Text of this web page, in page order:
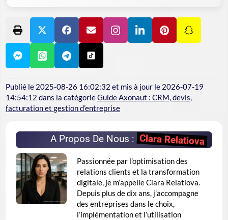
Publié le 2025-08-26 16:02:32 et mis à jour le 2026-07-19
14:54:12 dans la catégorieGuide Axonaut : CRM, devis,
facturation et gestion d’entreprise
A Propos De Nous :Clara Relatiova
Passionnée par l’optimisation des
relations clients et la transformation
digitale, je m’appelle Clara Relatiova.
Depuis plus de dix ans, j’accompagne
des entreprises dans le choix,
l’implémentation et l’utilisation